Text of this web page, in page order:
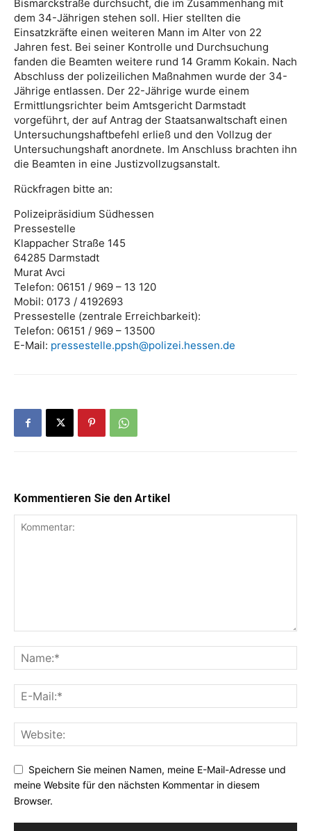
Bismarckstraße durchsucht, die im Zusammenhang mit
dem 34-Jährigen stehen soll. Hier stellten die
Einsatzkräfte einen weiteren Mann im Alter von 22
Jahren fest. Bei seiner Kontrolle und Durchsuchung
fanden die Beamten weitere rund 14 Gramm Kokain. Nach
Abschluss der polizeilichen Maßnahmen wurde der 34-
Jährige entlassen. Der 22-Jährige wurde einem
Ermittlungsrichter beim Amtsgericht Darmstadt
vorgeführt, der auf Antrag der Staatsanwaltschaft einen
Untersuchungshaftbefehl erließ und den Vollzug der
Untersuchungshaft anordnete. Im Anschluss brachten ihn
die Beamten in eine Justizvollzugsanstalt.
Rückfragen bitte an:
Polizeipräsidium Südhessen
Pressestelle
Klappacher Straße 145
64285 Darmstadt
Murat Avci
Telefon: 06151 / 969 – 13 120
Mobil: 0173 / 4192693
Pressestelle (zentrale Erreichbarkeit):
Telefon: 06151 / 969 – 13500
E-Mail: pressestelle.ppsh@polizei.hessen.de
Kommentieren Sie den Artikel
Speichern Sie meinen Namen, meine E-Mail-Adresse und
meine Website für den nächsten Kommentar in diesem
Browser.